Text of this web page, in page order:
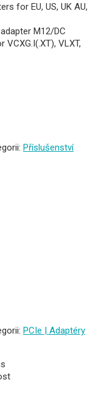
for EU, US, UK AU,
M12/DC
VLXT,
Příslušenství
PCIe | Adaptéry